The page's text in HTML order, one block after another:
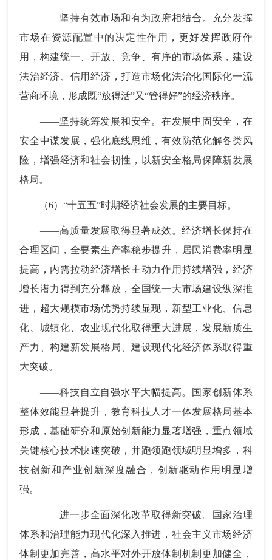
——坚持有效市场和有为政府相结合。充分发挥
市场在资源配置中的决定性作用，更好发挥政府作
用，构建统一、开放、竞争、有序的市场体系，建设
法治经济、信用经济，打造市场化法治化国际化一流
营商环境，形成既“放得活”又“管得好”的经济秩序。
——坚持统筹发展和安全。在发展中固安全，在
安全中谋发展，强化底线思维，有效防范化解各类风
险，增强经济和社会韧性，以新安全格局保障新发展
格局。
（6）“十五五”时期经济社会发展的主要目标。
——高质量发展取得显著成效。经济增长保持在
合理区间，全要素生产率稳步提升，居民消费率明显
提高，内需拉动经济增长主动力作用持续增强，经济
增长潜力得到充分释放，全国统一大市场建设纵深推
进，超大规模市场优势持续显现，新型工业化、信息
化、城镇化、农业现代化取得重大进展，发展新质生
产力、构建新发展格局、建设现代化经济体系取得重
大突破。
——科技自立自强水平大幅提高。国家创新体系
整体效能显著提升，教育科技人才一体发展格局基本
形成，基础研究和原始创新能力显著增强，重点领域
关键核心技术快速突破，并跑领跑领域明显增多，科
技创新和产业创新深度融合，创新驱动作用明显增
强。
——进一步全面深化改革取得新突破。国家治理
体系和治理能力现代化深入推进，社会主义市场经济
体制更加完善，高水平对外开放体制机制更加健全，